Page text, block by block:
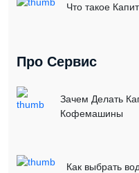
Что такое
Про Сервис
Зачем Делать
Кофемашины
Как выбрать